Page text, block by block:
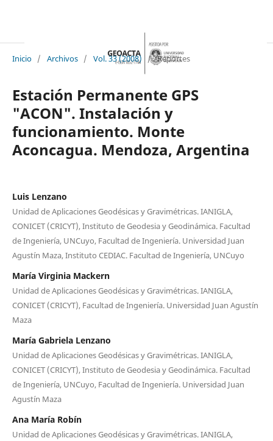
Inicio / Archivos / Vol. 33 (2008) / Reportes
Estación Permanente GPS
"ACON". Instalación y
funcionamiento. Monte
Aconcagua. Mendoza, Argentina
Luis Lenzano
Unidad de Aplicaciones Geodésicas y Gravimétricas. IANIGLA,
CONICET (CRICYT), Instituto de Geodesia y Geodinámica. Facultad
de Ingeniería, UNCuyo, Facultad de Ingeniería. Universidad Juan
Agustín Maza, Instituto CEDIAC. Facultad de Ingeniería, UNCuyo
María Virginia Mackern
Unidad de Aplicaciones Geodésicas y Gravimétricas. IANIGLA,
CONICET (CRICYT), Facultad de Ingeniería. Universidad Juan Agustín
Maza
María Gabriela Lenzano
Unidad de Aplicaciones Geodésicas y Gravimétricas. IANIGLA,
CONICET (CRICYT), Instituto de Geodesia y Geodinámica. Facultad
de Ingeniería, UNCuyo, Facultad de Ingeniería. Universidad Juan
Agustín Maza
Ana María Robín
Unidad de Aplicaciones Geodésicas y Gravimétricas. IANIGLA,